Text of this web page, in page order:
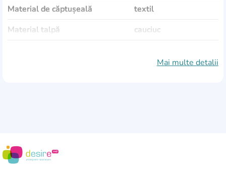
Material de căptușeală
textil
Material talpă
cauciuc
Mai multe detalii